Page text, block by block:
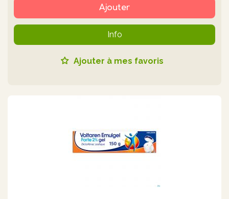
Ajouter
Info
Ajouter à mes favoris